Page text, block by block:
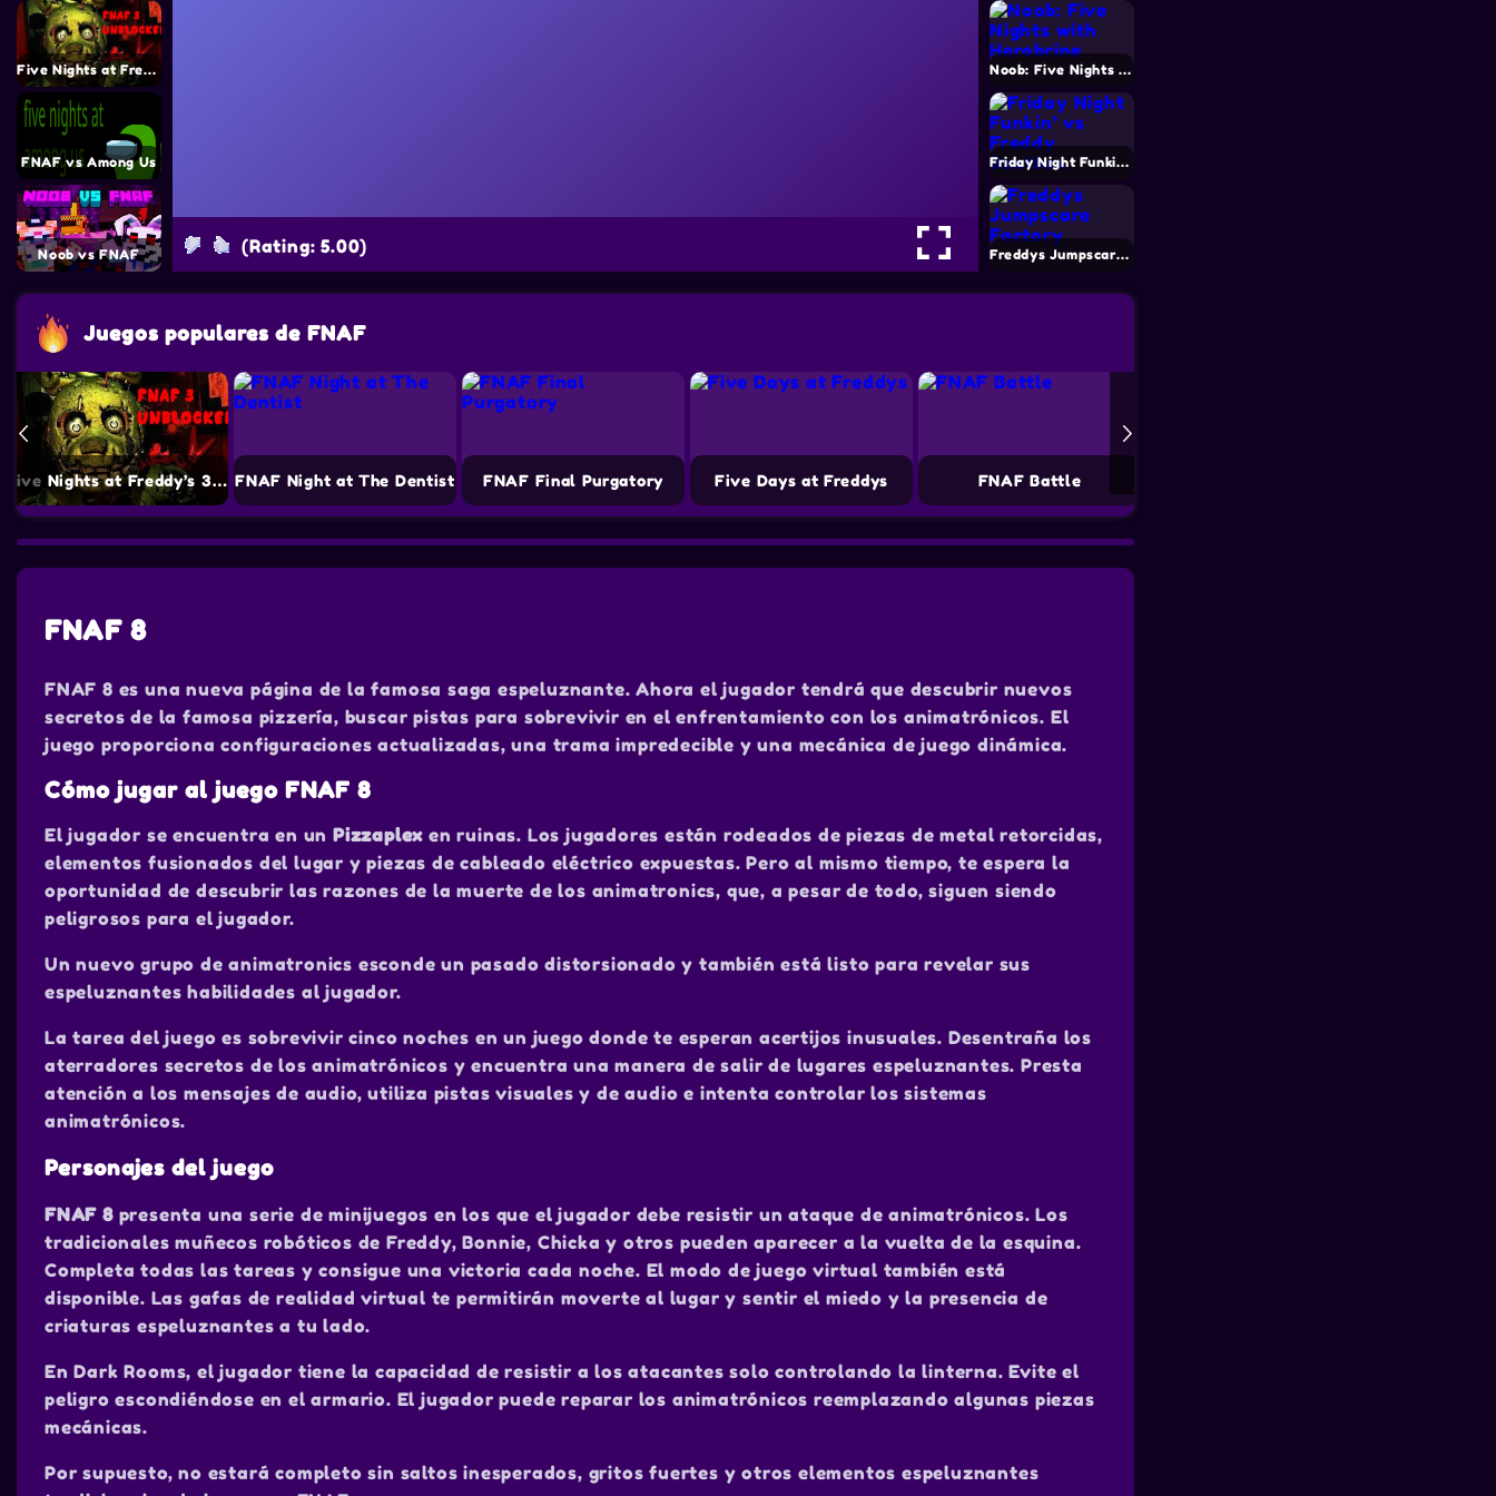
Five Nights at Freddy’s 3 – FNAF 3
FNAF vs Among Us
Noob vs FNAF (Rating: 5.00)
Noob: Five Nights with Herobrine
Friday Night Funkin’ vs Freddy Beatbox
Freddys Jumpscare Factory
Juegos populares de FNAF
Five Nights at Freddy’s 3 – FNAF 3 FNAF Night at The Dentist FNAF Final Purgatory Five Days at Freddys FNAF Battle
FNAF 8
FNAF 8 es una nueva página de la famosa saga espeluznante. Ahora el jugador tendrá que descubrir nuevos
secretos de la famosa pizzería, buscar pistas para sobrevivir en el enfrentamiento con los animatrónicos. El
juego proporciona configuraciones actualizadas, una trama impredecible y una mecánica de juego dinámica.
Cómo jugar al juego FNAF 8
El jugador se encuentra en un Pizzaplex en ruinas. Los jugadores están rodeados de piezas de metal retorcidas,
elementos fusionados del lugar y piezas de cableado eléctrico expuestas. Pero al mismo tiempo, te espera la
oportunidad de descubrir las razones de la muerte de los animatronics, que, a pesar de todo, siguen siendo
peligrosos para el jugador.
Un nuevo grupo de animatronics esconde un pasado distorsionado y también está listo para revelar sus
espeluznantes habilidades al jugador.
La tarea del juego es sobrevivir cinco noches en un juego donde te esperan acertijos inusuales. Desentraña los
aterradores secretos de los animatrónicos y encuentra una manera de salir de lugares espeluznantes. Presta
atención a los mensajes de audio, utiliza pistas visuales y de audio e intenta controlar los sistemas
animatrónicos.
Personajes del juego
FNAF 8presenta una serie de minijuegos en los que el jugador debe resistir un ataque de animatrónicos. Los
tradicionales muñecos robóticos de Freddy, Bonnie, Chicka y otros pueden aparecer a la vuelta de la esquina.
Completa todas las tareas y consigue una victoria cada noche. El modo de juego virtual también está
disponible. Las gafas de realidad virtual te permitirán moverte al lugar y sentir el miedo y la presencia de
criaturas espeluznantes a tu lado.
En Dark Rooms, el jugador tiene la capacidad de resistir a los atacantes solo controlando la linterna. Evite el
peligro escondiéndose en el armario. El jugador puede reparar los animatrónicos reemplazando algunas piezas
mecánicas.
Por supuesto, no estará completo sin saltos inesperados, gritos fuertes y otros elementos espeluznantes